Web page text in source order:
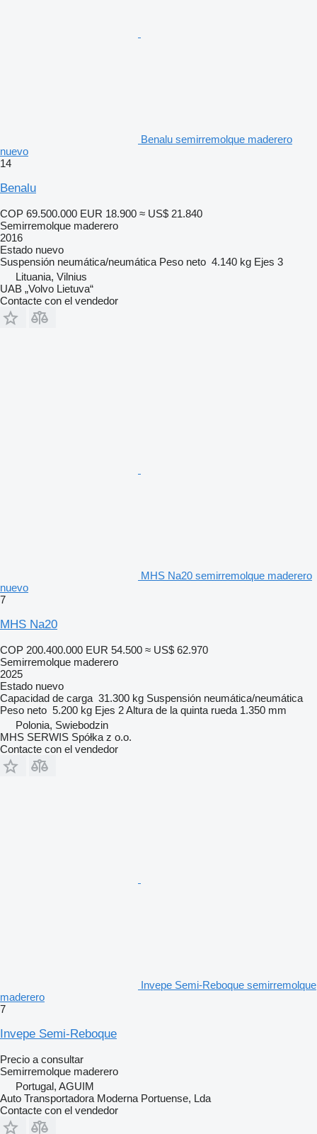
Benalu semirremolque maderero
nuevo
14
Benalu
COP 69.500.000 EUR 18.900 ≈ US$ 21.840
Semirremolque maderero
2016
Estado nuevo
Suspensión neumática/neumática Peso neto 4.140 kg Ejes 3
Lituania, Vilnius
UAB „Volvo Lietuva“
Contacte con el vendedor
MHS Na20 semirremolque maderero
nuevo
7
MHS Na20
COP 200.400.000 EUR 54.500 ≈ US$ 62.970
Semirremolque maderero
2025
Estado nuevo
Capacidad de carga 31.300 kg Suspensión neumática/neumática
Peso neto 5.200 kg Ejes 2Altura de la quinta rueda 1.350 mm
Polonia, Swiebodzin
MHS SERWIS Spółka z o.o.
Contacte con el vendedor
Invepe Semi-Reboque semirremolque
maderero
7
Invepe Semi-Reboque
Precio a consultar
Semirremolque maderero
Portugal, AGUIM
Auto Transportadora Moderna Portuense, Lda
Contacte con el vendedor